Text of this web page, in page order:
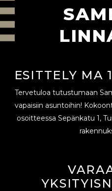
ESITTELY MA
Tervetuloa tutustumaan
vapaisiin asuntoihin!
osoitteessa Sepänkatu 1,